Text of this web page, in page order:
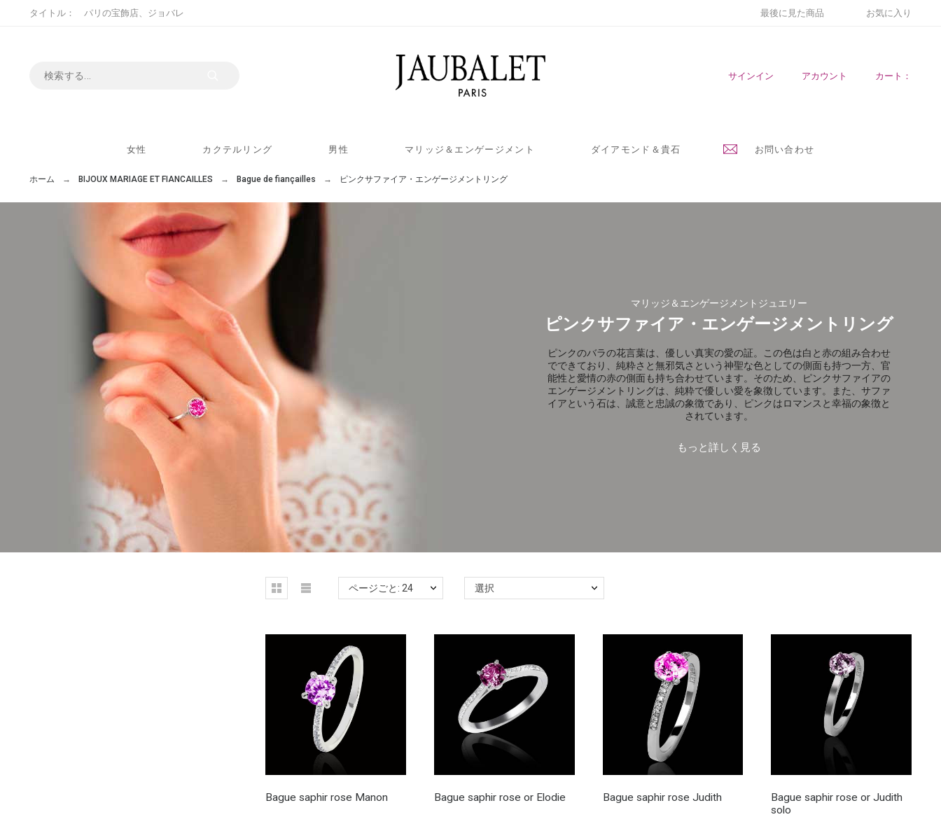
タイトル： パリの宝飾店、ジョバレ 最後に見た商品 お気に入り
サインイン アカウント カート：
女性 カクテルリング 男性 マリッジ＆エンゲージメント ダイアモンド＆貴石 お問い合わせ
ホーム BIJOUX MARIAGE ET FIANCAILLES Bague de fiançailles ピンクサファイア・エンゲージメントリング
マリッジ＆エンゲージメントジュエリー
ピンクサファイア・エンゲージメントリング
ピンクのバラの花言葉は、優しい真実の愛の証。この色は白と赤の組み合わせ
でできており、純粋さと無邪気さという神聖な色としての側面も持つ一方、官
能性と愛情の赤の側面も持ち合わせています。そのため、ピンクサファイアの
エンゲージメントリングは、純粋で優しい愛を象徴しています。また、サファ
イアという石は、誠意と忠誠の象徴であり、ピンクはロマンスと幸福の象徴と
されています。
もっと詳しく見る
ページごと: 24 選択
Bague saphir rose Manon Bague saphir rose or Elodie Bague saphir rose Judith
Bague saphir rose or Judith
solo